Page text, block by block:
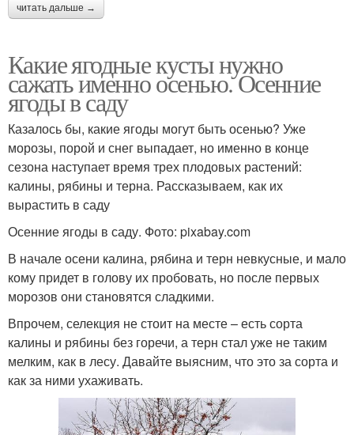
читать дальше →
Какие ягодные кусты нужно
сажать именно осенью. Осенние
ягоды в саду
Казалось бы, какие ягоды могут быть осенью? Уже
морозы, порой и снег выпадает, но именно в конце
сезона наступает время трех плодовых растений:
калины, рябины и терна. Рассказываем, как их
вырастить в саду
Осенние ягоды в саду. Фото: pixabay.com
В начале осени калина, рябина и терн невкусные, и мало
кому придет в голову их пробовать, но после первых
морозов они становятся сладкими.
Впрочем, селекция не стоит на месте – есть сорта
калины и рябины без горечи, а терн стал уже не таким
мелким, как в лесу. Давайте выясним, что это за сорта и
как за ними ухаживать.